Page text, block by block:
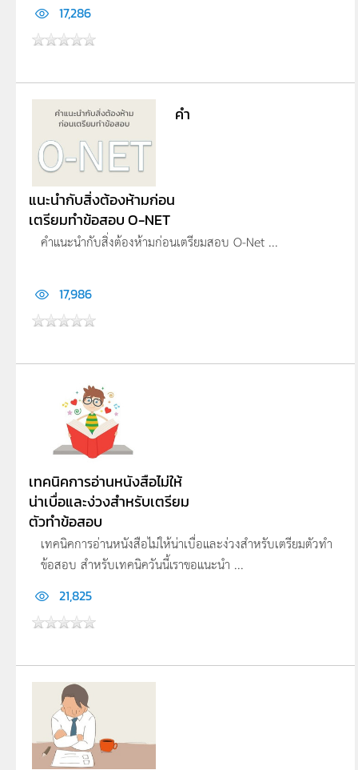
17,286
คำ
แนะนำกับสิ่งต้องห้ามก่อน
เตรียมทำข้อสอบ O-NET
คำแนะนำกับสิ่งต้องห้ามก่อนเตรียมสอบ O-Net ...
17,986
เทคนิคการอ่านหนังสือไม่ให้
น่าเบื่อและง่วงสำหรับเตรียม
ตัวทำข้อสอบ
เทคนิคการอ่านหนังสือไม่ให้น่าเบื่อและง่วงสำหรับเตรียมตัวทำ
ข้อสอบ สำหรับเทคนิควันนี้เราขอแนะนำ ...
21,825